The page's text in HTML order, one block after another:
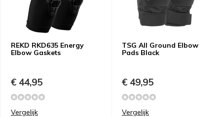
REKD RKD635 Energy
Elbow Gaskets
€ 44,95
Vergelijk
TSG All Ground Elbow
Pads Black
€ 49,95
Vergelijk